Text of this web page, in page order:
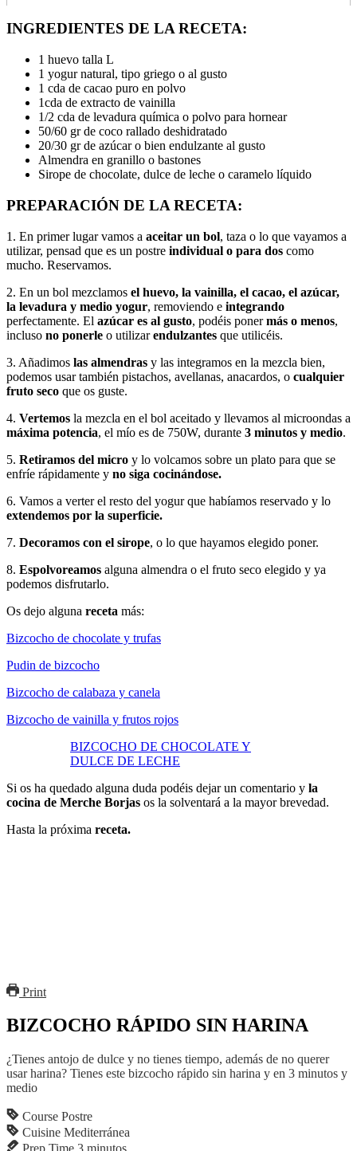
INGREDIENTES DE LA RECETA:
1 huevo talla L
1 yogur natural, tipo griego o al gusto
1 cda de cacao puro en polvo
1cda de extracto de vainilla
1/2 cda de levadura química o polvo para hornear
50/60 gr de coco rallado deshidratado
20/30 gr de azúcar o bien endulzante al gusto
Almendra en granillo o bastones
Sirope de chocolate, dulce de leche o caramelo líquido
PREPARACIÓN DE LA RECETA:
1. En primer lugar vamos a aceitar un bol, taza o lo que vayamos a
utilizar, pensad que es un postre individual o para dos como
mucho. Reservamos.
2. En un bol mezclamos el huevo, la vainilla, el cacao, el azúcar,
la levadura y medio yogur, removiendo e integrando
perfectamente. El azúcar es al gusto, podéis ponermás o menos,
incluso no ponerle o utilizarendulzantes que utilicéis.
3. Añadimos las almendras y las integramos en la mezcla bien,
podemos usar también pistachos, avellanas, anacardos, o cualquier
fruto seco que os guste.
4. Vertemos la mezcla en el bol aceitado y llevamos al microondas a
máxima potencia, el mío es de 750W, durante 3 minutos y medio.
5. Retiramos del micro y lo volcamos sobre un plato para que se
enfríe rápidamente y no siga cocinándose.
6. Vamos a verter el resto del yogur que habíamos reservado y lo
extendemos por la superficie.
7. Decoramos con el sirope, o lo que hayamos elegido poner.
8. Espolvoreamos alguna almendra o el fruto seco elegido y ya
podemos disfrutarlo.
Os dejo alguna receta más:
Bizcocho de chocolate y trufas
Pudin de bizcocho
Bizcocho de calabaza y canela
Bizcocho de vainilla y frutos rojos
BIZCOCHO DE CHOCOLATE Y
DULCE DE LECHE
Si os ha quedado alguna duda podéis dejar un comentario y la
cocina de Merche Borjas os la solventará a la mayor brevedad.
Hasta la próxima receta.
Print
BIZCOCHO RÁPIDO SIN HARINA
¿Tienes antojo de dulce y no tienes tiempo, además de no querer
usar harina? Tienes este bizcocho rápido sin harina y en 3 minutos y
medio
Course Postre
Cuisine Mediterránea